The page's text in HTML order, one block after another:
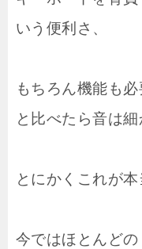
いう便利さ、
もちろん機能も
と比べたら音は細
とにかくこれが本
今ではほとんど